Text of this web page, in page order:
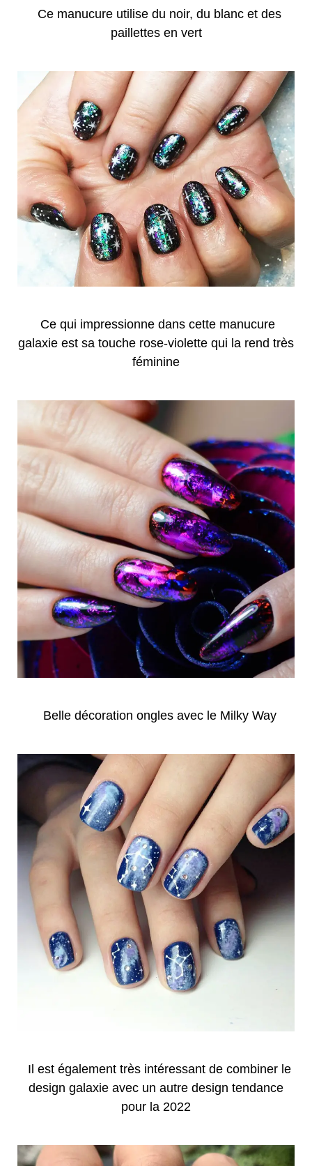
Ce manucure utilise du noir, du blanc et des
paillettes en vert
Ce qui impressionne dans cette manucure
galaxie est sa touche rose-violette qui la rend très
féminine
Belle décoration ongles avec le Milky Way
Il est également très intéressant de combiner le
design galaxie avec un autre design tendance
pour la 2022